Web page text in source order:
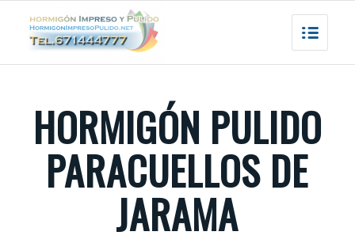
HORMIGÓN PULIDO
PARACUELLOS DE
JARAMA